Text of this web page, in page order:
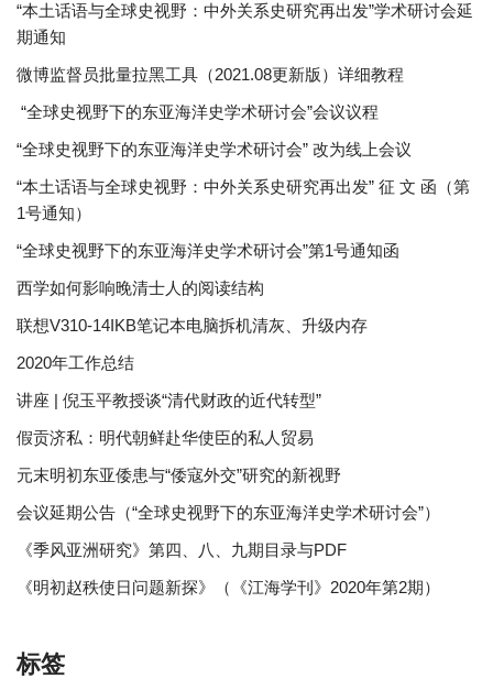
“本土话语与全球史视野：中外关系史研究再出发”学术研讨会延
期通知
微博监督员批量拉黑工具（2021.08更新版）详细教程
“全球史视野下的东亚海洋史学术研讨会”会议议程
“全球史视野下的东亚海洋史学术研讨会” 改为线上会议
“本土话语与全球史视野：中外关系史研究再出发” 征 文 函（第
1号通知）
“全球史视野下的东亚海洋史学术研讨会”第1号通知函
西学如何影响晚清士人的阅读结构
联想V310-14IKB笔记本电脑拆机清灰、升级内存
2020年工作总结
讲座 | 倪玉平教授谈“清代财政的近代转型”
假贡济私：明代朝鲜赴华使臣的私人贸易
元末明初东亚倭患与“倭寇外交”研究的新视野
会议延期公告（“全球史视野下的东亚海洋史学术研讨会”）
《季风亚洲研究》第四、八、九期目录与PDF
《明初赵秩使日问题新探》（《江海学刊》2020年第2期）
标签